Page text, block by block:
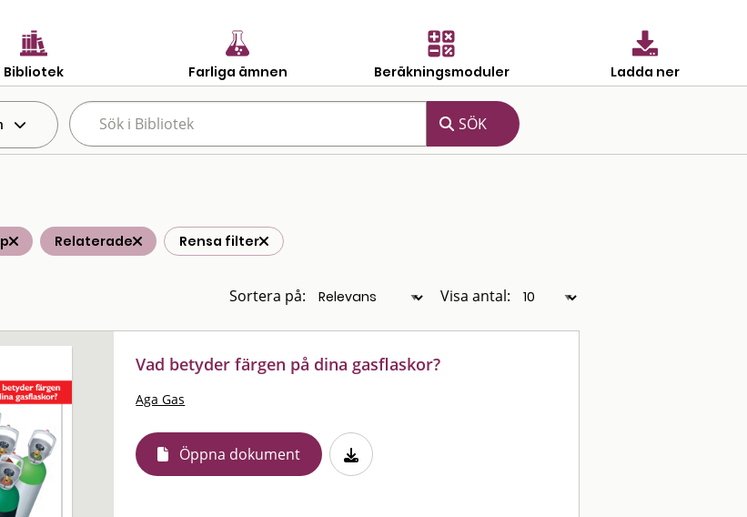
Bibliotek Farliga ämnen Beräkningsmoduler Ladda ner
Relaterade Rensa filter
Sortera på: Visa antal:
Vad betyder färgen på dina gasflaskor?
Aga Gas
Öppna dokument